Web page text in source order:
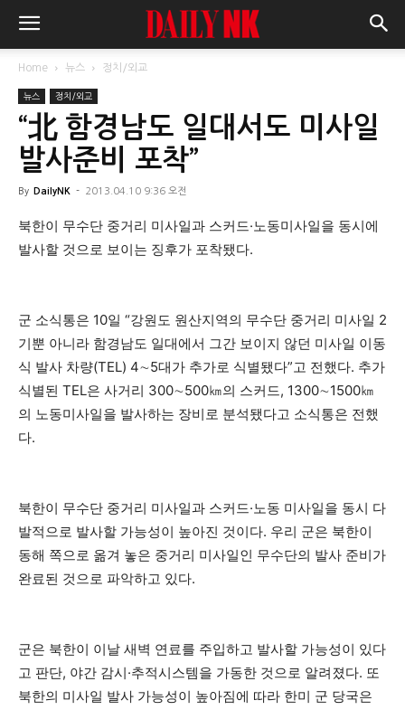
Home 뉴스 정치/외교
뉴스 정치/외교
“北 함경남도 일대서도 미사일
발사준비 포착”
By DailyNK - 2013.04.10 9:36 오전
북한이 무수단 중거리 미사일과 스커드·노동미사일을 동시에
발사할 것으로 보이는 징후가 포착됐다.
군 소식통은 10일 “강원도 원산지역의 무수단 중거리 미사일 2
기뿐 아니라 함경남도 일대에서 그간 보이지 않던 미사일 이동
식 발사 차량(TEL) 4∼5대가 추가로 식별됐다”고 전했다. 추가
식별된 TEL은 사거리 300∼500㎞의 스커드, 1300∼1500㎞
의 노동미사일을 발사하는 장비로 분석됐다고 소식통은 전했
다.
북한이 무수단 중거리 미사일과 스커드·노동 미사일을 동시 다
발적으로 발사할 가능성이 높아진 것이다. 우리 군은 북한이
동해 쪽으로 옮겨 놓은 중거리 미사일인 무수단의 발사 준비가
완료된 것으로 파악하고 있다.
군은 북한이 이날 새벽 연료를 주입하고 발사할 가능성이 있다
고 판단, 야간 감시·추적시스템을 가동한 것으로 알려졌다. 또
북한의 미사일 발사 가능성이 높아짐에 따라 한미 군 당국은